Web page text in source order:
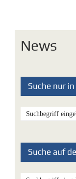
News
Suche nur
Suche auf